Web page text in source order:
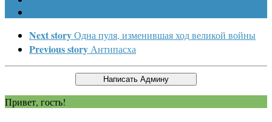
Next storyОдна пуля, изменившая ход великой войны
Previous story Антипасха
Привет, гость!